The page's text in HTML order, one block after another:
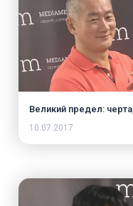
Великий предел:
10.07.2017